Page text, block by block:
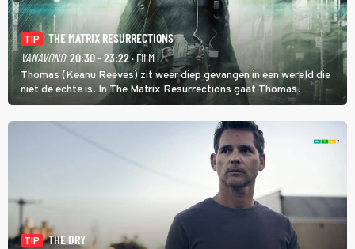
TIP
THE MATRIX RESURRECTIONS
VANAVOND 20:30 - 23:22· FILM
Thomas (Keanu Reeves) zit weer diep gevangen in een wereld die
niet de echte is. In The Matrix Resurrections gaat Thomas
proberen uit deze schijnwereld te ontsnappen.
TIP
THE DRY